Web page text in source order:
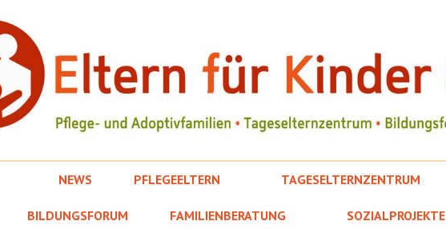
NEWS PFLEGEELTERN TAGESELTERNZENTRUM
BILDUNGSFORUM FAMILIENBERATUNG SOZIALPROJEKTE